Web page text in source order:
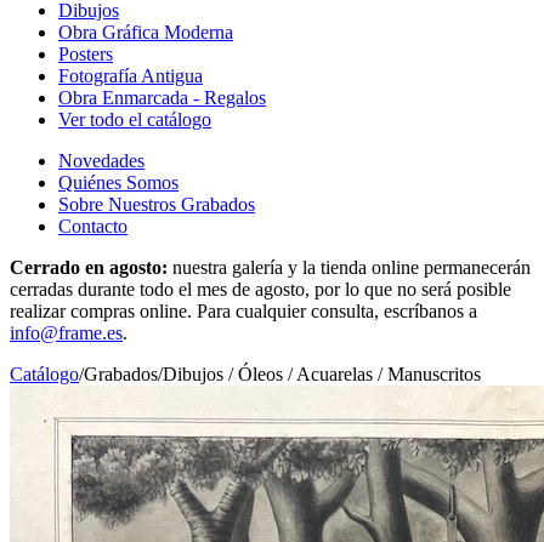
Dibujos
Obra Gráfica Moderna
Posters
Fotografía Antigua
Obra Enmarcada - Regalos
Ver todo el catálogo
Novedades
Quiénes Somos
Sobre Nuestros Grabados
Contacto
Cerrado en agosto: nuestra galería y la tienda online permanecerán
cerradas durante todo el mes de agosto, por lo que no será posible
realizar compras online. Para cualquier consulta, escríbanos a
info@frame.es.
Catálogo/Grabados/Dibujos / Óleos / Acuarelas / Manuscritos